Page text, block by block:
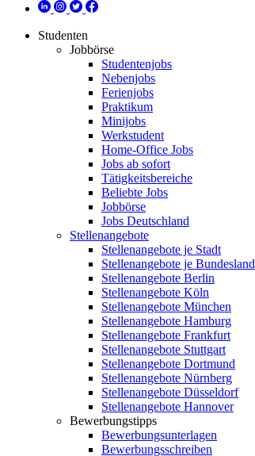
Studenten
Jobbörse
Studentenjobs
Nebenjobs
Ferienjobs
Praktikum
Minijobs
Werkstudent
Home-Office Jobs
Jobs ab sofort
Tätigkeitsbereiche
Beliebte Jobs
Jobbörse
Jobs Deutschland
Stellenangebote
Stellenangebote je Stadt
Stellenangebote je Bundesland
Stellenangebote Berlin
Stellenangebote Köln
Stellenangebote München
Stellenangebote Hamburg
Stellenangebote Frankfurt
Stellenangebote Stuttgart
Stellenangebote Dortmund
Stellenangebote Nürnberg
Stellenangebote Düsseldorf
Stellenangebote Hannover
Bewerbungstipps
Bewerbungsunterlagen
Bewerbungsschreiben